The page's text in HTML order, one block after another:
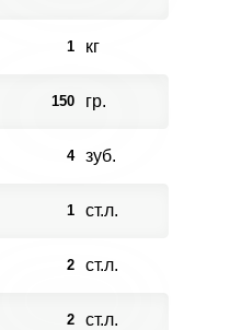
1 кг
150 гр.
4 зуб.
1 ст.л.
2 ст.л.
2 ст.л.